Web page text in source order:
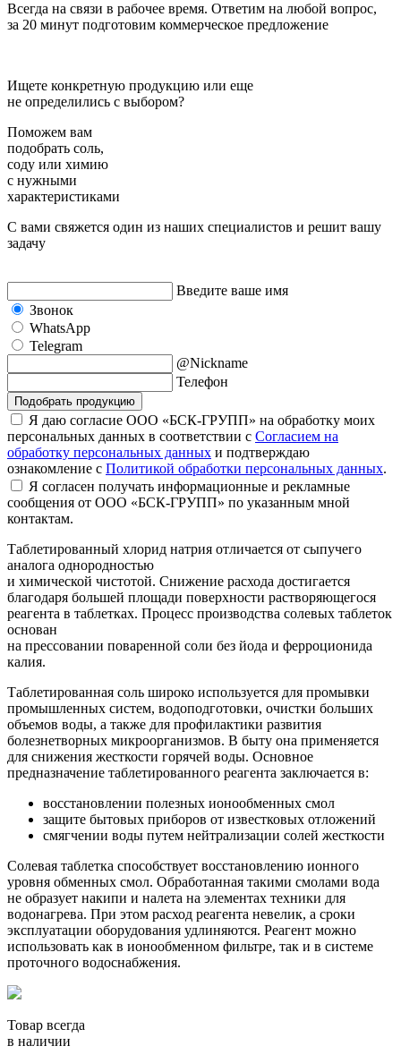
Всегда на связи в рабочее время. Ответим на любой вопрос,
за 20 минут подготовим коммерческое предложение
Ищете конкретную продукцию или еще
не определились с выбором?
Поможем вам
подобрать соль,
соду или химию
с нужными
характеристиками
С вами свяжется один из наших специалистов и решит вашу
задачу
Введите ваше имя
Звонок
WhatsApp
Telegram
@Nickname
Телефон
Подобрать продукцию
Я даю согласие ООО «БСК-ГРУПП» на обработку моих
персональных данных в соответствии с Согласием на
обработку персональных данных и подтверждаю
ознакомление с Политикой обработки персональных данных.
Я согласен получать информационные и рекламные
сообщения от ООО «БСК-ГРУПП» по указанным мной
контактам.
Таблетированный хлорид натрия отличается от сыпучего
аналога однородностью
и химической чистотой. Снижение расхода достигается
благодаря большей площади поверхности растворяющегося
реагента в таблетках. Процесс производства солевых таблеток
основан
на прессовании поваренной соли без йода и ферроционида
калия.
Таблетированная соль широко используется для промывки
промышленных систем, водоподготовки, очистки больших
объемов воды, а также для профилактики развития
болезнетворных микроорганизмов. В быту она применяется
для снижения жесткости горячей воды. Основное
предназначение таблетированного реагента заключается в:
восстановлении полезных ионообменных смол
защите бытовых приборов от известковых отложений
смягчении воды путем нейтрализации солей жесткости
Солевая таблетка способствует восстановлению ионного
уровня обменных смол. Обработанная такими смолами вода
не образует накипи и налета на элементах техники для
водонагрева. При этом расход реагента невелик, а сроки
эксплуатации оборудования удлиняются. Реагент можно
использовать как в ионообменном фильтре, так и в системе
проточного водоснабжения.
Товар всегда
в наличии